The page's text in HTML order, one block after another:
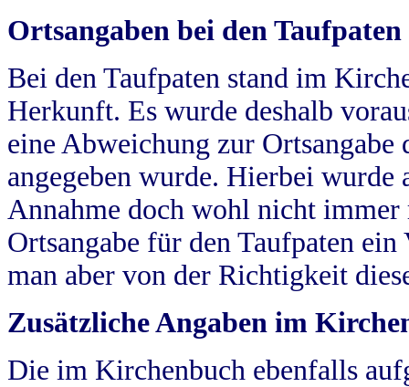
Ortsangaben bei den Taufpaten
Bei den Taufpaten stand im
Herkunft. Es wurde deshalb
eine Abweichung zur
angegeben wurde. Hierbei wurde
Annahme doch wohl nicht
Ortsangabe für den Taufpaten
man aber von der Richtigkeit
Zusätzliche Angaben im
Die im Kirchenbuch ebenfalls